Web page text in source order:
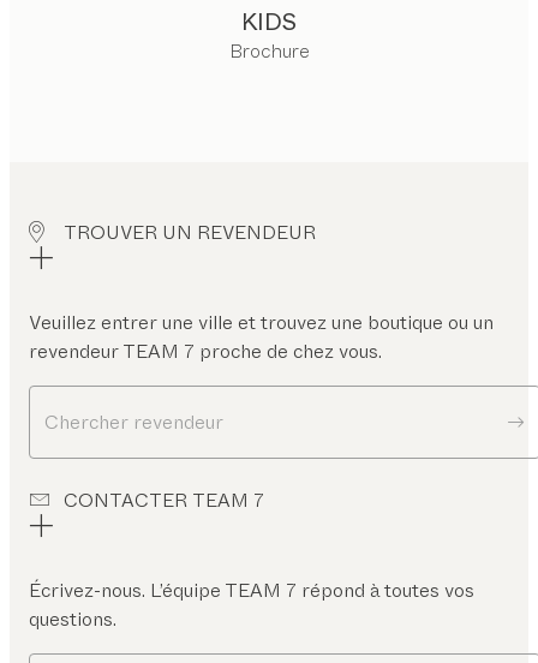
KIDS
Brochure
TROUVER UN REVENDEUR
Veuillez entrer une ville et trouvez une boutique ou un
revendeur TEAM 7 proche de chez vous.
Chercher revendeur
CONTACTER TEAM 7
Écrivez-nous. L’équipe TEAM 7 répond à toutes vos
questions.